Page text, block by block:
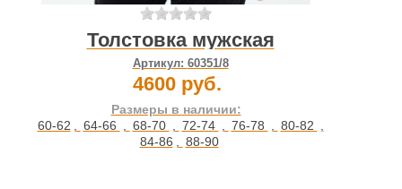
Толстовка мужская
Артикул: 60351/8
4600 руб.
Размеры в наличии:
60-62 , 64-66 , 68-70 , 72-74 , 76-78 , 80-82 ,
84-86 , 88-90